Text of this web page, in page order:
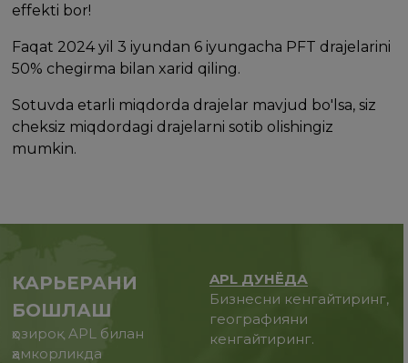
effekti bor!
Faqat 2024 yil 3 iyundan 6 iyungacha PFT drajelarini
50% chegirma bilan xarid qiling.
Sotuvda etarli miqdorda drajelar mavjud bo'lsa, siz
cheksiz miqdordagi drajelarni sotib olishingiz
mumkin.
КАРЬЕРАНИ
БОШЛАШ
ҳозироқ APL билан
ҳамкорликда
APL ДУНЁДА
Бизнесни кенгайтиринг,
географияни
кенгайтиринг.